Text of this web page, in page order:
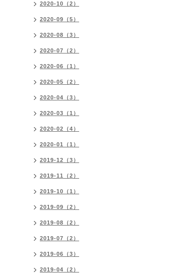
2020-10（2）
2020-09（5）
2020-08（3）
2020-07（2）
2020-06（1）
2020-05（2）
2020-04（3）
2020-03（1）
2020-02（4）
2020-01（1）
2019-12（3）
2019-11（2）
2019-10（1）
2019-09（2）
2019-08（2）
2019-07（2）
2019-06（3）
2019-04（2）